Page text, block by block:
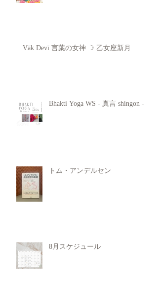
Vāk Devī 言葉の女神 ☽ 乙女座新月
Bhakti Yoga WS - 真言 shingon -
トム・アンデルセン
8月スケジュール